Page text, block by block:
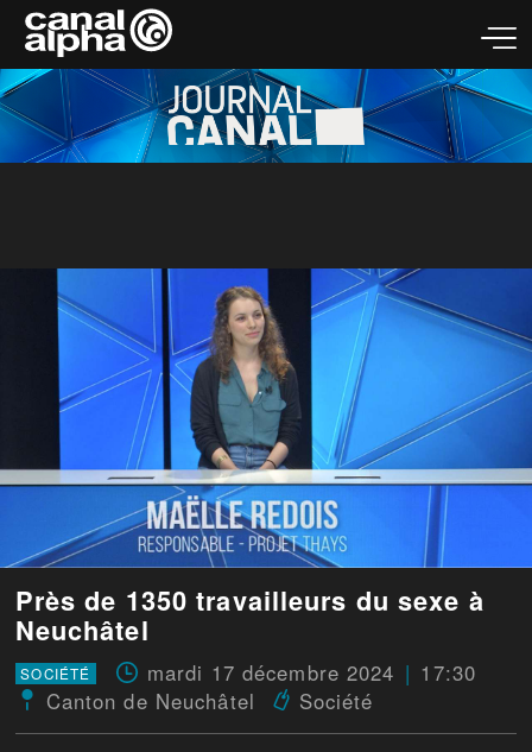
Près de 1350 travailleurs du sexe à
Neuchâtel
SOCIÉTÉ mardi 17 décembre 2024
17:30
Canton de Neuchâtel
Société